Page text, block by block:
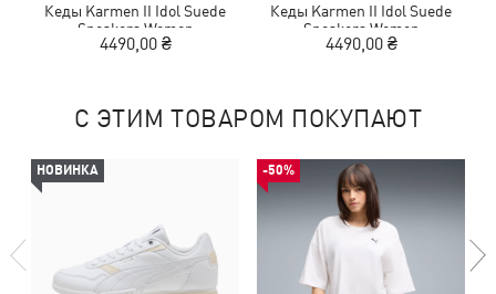
Кеды Karmen II Idol Suede
Sneakers Women
4490,00 ₴
Кеды Karmen II Idol Suede
Sneakers Women
4490,00 ₴
С ЭТИМ ТОВАРОМ ПОКУПАЮТ
НОВИНКА -50%